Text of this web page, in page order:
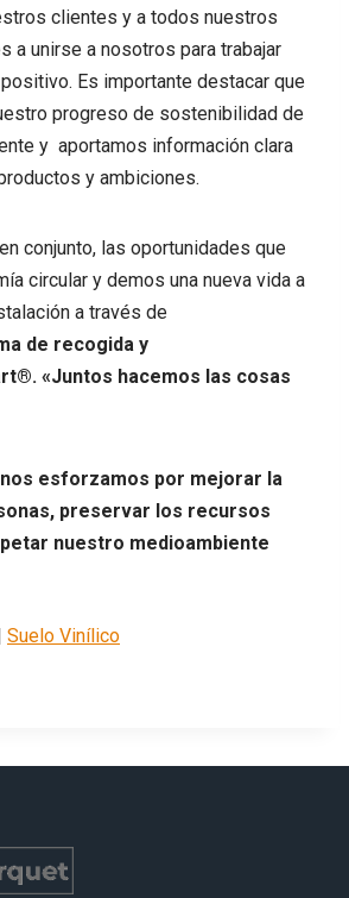
clientes y a todos nuestros
a unirse a nosotros para trabajar
Es importante destacar que
progreso de sostenibilidad de
y aportamos información clara
y ambiciones.
conjunto, las oportunidades que
circular y demos una nueva vida a
a través de
de recogida y
«Juntos hacemos las cosas
esforzamos por mejorar la
preservar los recursos
nuestro medioambiente
Suelo Vinílico